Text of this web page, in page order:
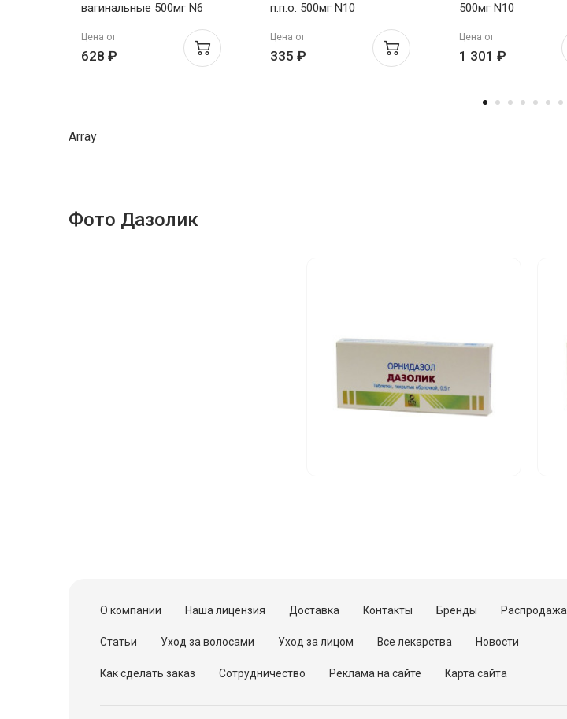
вагинальные 500мг N6
Цена от
628 ₽
п.п.о. 500мг N10
Цена от
335 ₽
500мг N10
Цена от
1 301 ₽
Array
Фото Дазолик
О компании Наша лицензия Доставка Контакты Бренды Распродажа
Статьи Уход за волосами Уход за лицом Все лекарства Новости
Как сделать заказ Сотрудничество Реклама на сайте Карта сайта